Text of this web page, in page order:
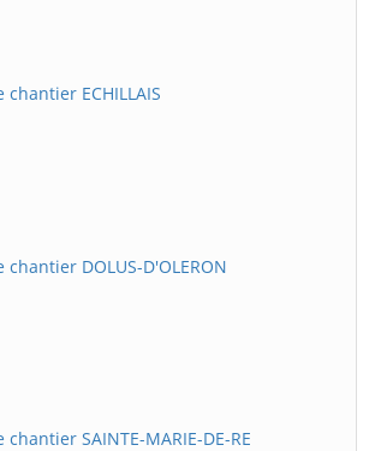
chantier ECHILLAIS
chantier DOLUS-D'OLERON
chantier SAINTE-MARIE-DE-RE